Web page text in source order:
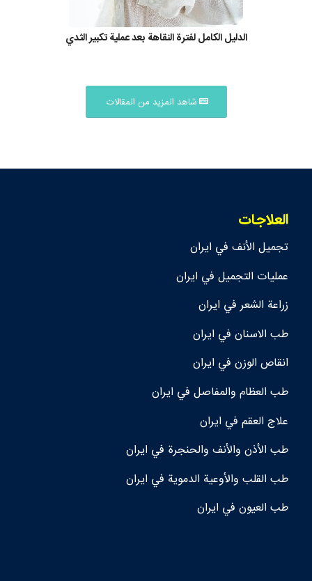
الدليل الكامل لفترة النقاهة بعد عملية تكبير الثدي
شاهد المزيد من المقالات
العلاجات
تجمیل الأنف في ايران
عمليات التجميل في ايران
زراعة الشعر في ايران
طب الاسنان في ايران
انقاص الوزن في ايران
طب العظام والمفاصل في ايران
علاج العقم في ايران
طب الأذن والأنف والحنجرة في ايران
طب القلب والأوعية الدموية في ايران
طب العيون في ايران